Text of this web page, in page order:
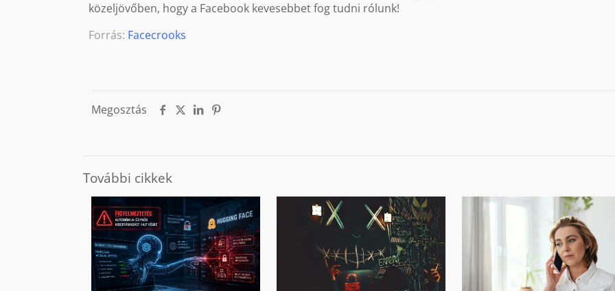
közeljövőben, hogy a Facebook kevesebbet fog tudni rólunk!
Forrás: Facecrooks
Megosztás
További cikkek